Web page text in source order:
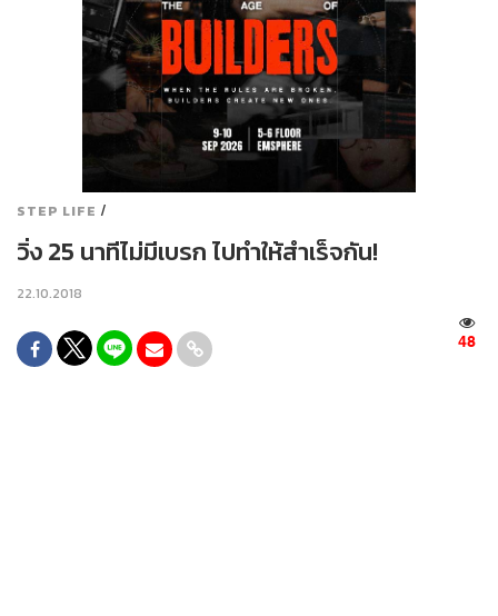
STEP LIFE /
วิ่ง 25 นาทีไม่มีเบรก ไปทำให้สำเร็จกัน!
22.10.2018
48